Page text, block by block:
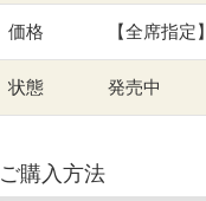
価格 【全席指定
状態 発売中
ご購入方法